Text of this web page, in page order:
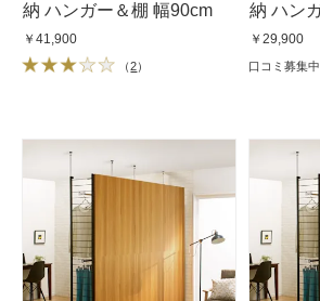
納 ハンガー＆棚 幅90cm
￥41,900
（2）
納 ハン
￥29,900
口コミ募集中